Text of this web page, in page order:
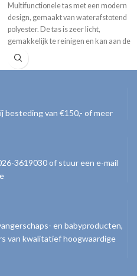
Multifunctionele tas met een modern
design, gemaakt van waterafstotend
polyester. De tas is zeer licht,
gemakkelijk te reinigen en kan aan de
hand, om de schouder en als rugzak
worden gedragen. Inclusief 3
geleverd zonder inhoud.
besteding van €150,- of meer
3619030 of stuur een e-mail
en babyproducten,
van kwalitatief hoogwaardige